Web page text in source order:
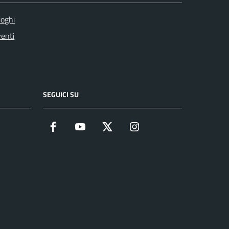
SEGUICI SU
Facebook YouTube Twitter